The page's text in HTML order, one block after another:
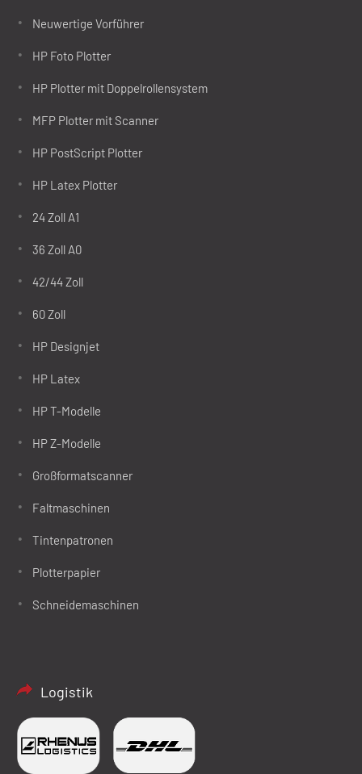
Neuwertige Vorführer
HP Foto Plotter
HP Plotter mit Doppelrollensystem
MFP Plotter mit Scanner
HP PostScript Plotter
HP Latex Plotter
24 Zoll A1
36 Zoll A0
42/44 Zoll
60 Zoll
HP Designjet
HP Latex
HP T-Modelle
HP Z-Modelle
Großformatscanner
Faltmaschinen
Tintenpatronen
Plotterpapier
Schneidemaschinen
Logistik